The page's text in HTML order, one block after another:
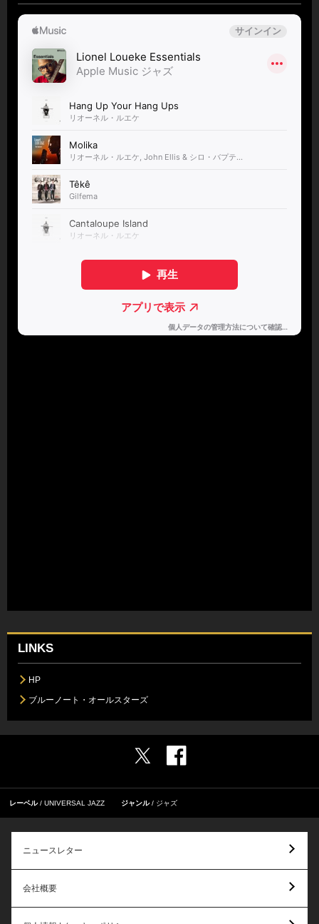
LINKS
HP
ブルーノート・オールスターズ
レーベル UNIVERSAL JAZZ ジャンル ジャズ
ニュースレター
会社概要